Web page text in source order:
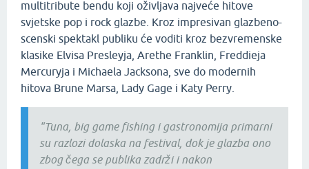
multitribute bendu koji oživljava najveće hitove
svjetske pop i rock glazbe. Kroz impresivan glazbeno-
scenski spektakl publiku će voditi kroz bezvremenske
klasike Elvisa Presleyja, Arethe Franklin, Freddieja
Mercuryja i Michaela Jacksona, sve do modernih
hitova Brune Marsa, Lady Gage i Katy Perry.
"Tuna, big game fishing i gastronomija primarni
su razlozi dolaska na festival, dok je glazba ono
zbog čega se publika zadrži i nakon